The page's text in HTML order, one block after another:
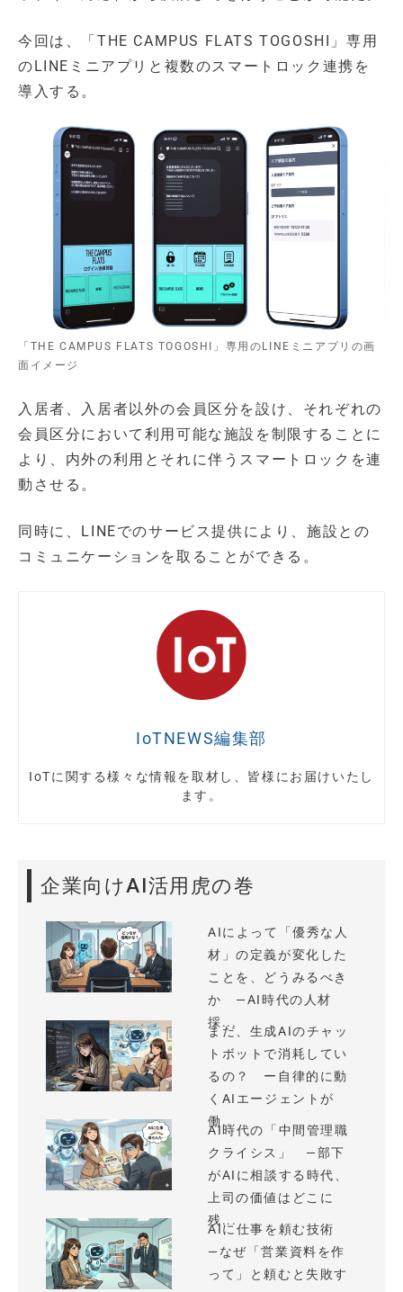
今回は、「THE CAMPUS FLATS TOGOSHI」専用
のLINEミニアプリと複数のスマートロック連携を
導入する。
「THE CAMPUS FLATS TOGOSHI」専用のLINEミニアプリの画
面イメージ
入居者、入居者以外の会員区分を設け、それぞれの
会員区分において利用可能な施設を制限することに
より、内外の利用とそれに伴うスマートロックを連
動させる。
同時に、LINEでのサービス提供により、施設との
コミュニケーションを取ることができる。
IoTNEWS編集部
IoTに関する様々な情報を取材し、皆様にお届けいたし
ます。
企業向けAI活用虎の巻
AIによって「優秀な人
材」の定義が変化した
ことを、どうみるべき
か —AI時代の人材
採...
まだ、生成AIのチャッ
トボットで消耗してい
るの？ ー自律的に動
くAIエージェントが
働...
AI時代の「中間管理職
クライシス」 —部下
がAIに相談する時代、
上司の価値はどこに
残...
AIに仕事を頼む技術
—なぜ「営業資料を作
って」と頼むと失敗す